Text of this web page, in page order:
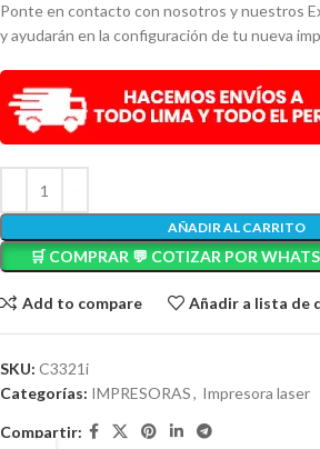
Ponte en contacto con nosotros y nuestros
y ayudarán en la configuración de tu nueva
AÑADIR AL CARRITO
🛒 COMPRAR 💬 COTIZAR POR
Add to compare Añadir a lista de
SKU: C3321i
Categorías: IMPRESORAS, Impresora laser
Compartir: